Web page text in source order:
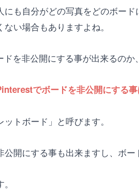
も自分がどの写真をどのボー
い場合もありますよね。
を非公開にする事が出来るのか
でボードを非公開にする事
トボード」と呼びます。
開にする事も出来ますし、ボ